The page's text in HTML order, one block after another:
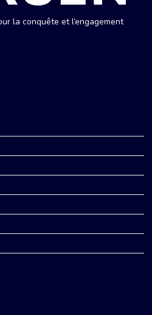
la conquête et l’engagement